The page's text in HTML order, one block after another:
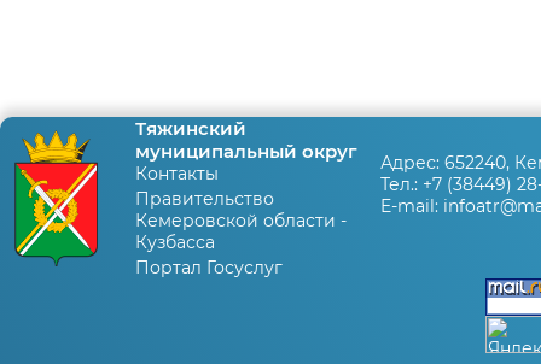
Тяжинский
муниципальный округ
Контакты
Правительство
Кемеровской области -
Кузбасса
Портал Госуслуг
Адрес: 652240,
Тел.: +7 (38449)
E-mail: